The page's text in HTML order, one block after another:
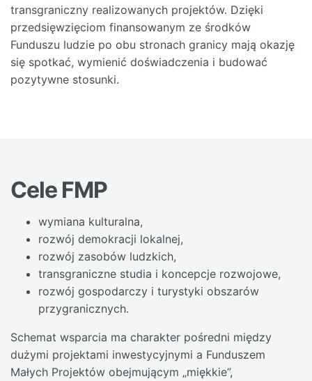
transgraniczny realizowanych projektów. Dzięki
przedsięwzięciom finansowanym ze środków
Funduszu ludzie po obu stronach granicy mają okazję
się spotkać, wymienić doświadczenia i budować
pozytywne stosunki.
Cele FMP
wymiana kulturalna,
rozwój demokracji lokalnej,
rozwój zasobów ludzkich,
transgraniczne studia i koncepcje rozwojowe,
rozwój gospodarczy i turystyki obszarów
przygranicznych.
Schemat wsparcia ma charakter pośredni między
dużymi projektami inwestycyjnymi a Funduszem
Małych Projektów obejmującym „miękkie”,